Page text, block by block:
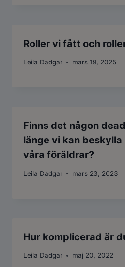
Roller vi fått och
Leila Dadgar mars 19, 2025
Finns det någon
länge vi kan beskylla
våra föräldrar?
Leila Dadgar mars 23, 2023
Hur komplicerad är
Leila Dadgar maj 20, 2022